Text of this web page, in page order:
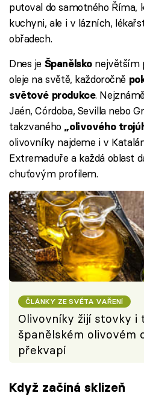
putoval do samotného Říma,
kuchyni, ale i v lázních,
obřadech.
Dnes je Španělsko největším
oleje na světě, každoročně
světové produkce.
Jaén, Córdoba, Sevilla nebo
takzvaného „olivového
olivovníky najdeme i v
Extremaduře a každá oblast
chuťovým profilem.
ČLÁNKY ZE SVĚTA VAŘENÍ
Olivovníky žijí stovky i
španělském olivovém
překvapí
Když začíná sklizeň